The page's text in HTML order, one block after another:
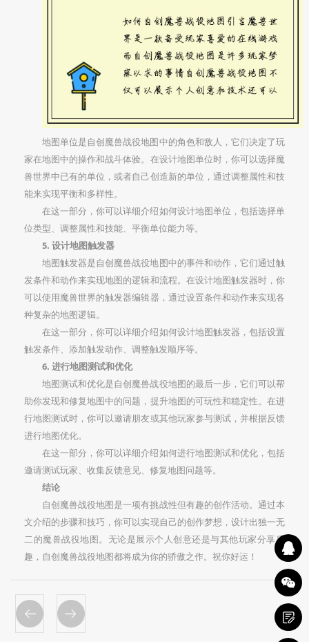
地图单位是自创魔兽战役地图中的角色和敌人，它们决定了玩
家在地图中的操作和战斗体验。在设计地图单位时，你可以选择魔
兽世界中已有的单位，或者自己创造新的单位，通过调整属性和技
能来实现平衡和多样性。
在这一部分，你可以详细介绍如何设计地图单位，包括选择单
位类型、调整属性和技能、平衡单位能力等。
5. 设计地图触发器
地图触发器是自创魔兽战役地图中的事件和动作，它们通过触
发条件和动作来实现地图的逻辑和流程。在设计地图触发器时，你
可以使用魔兽世界的触发器编辑器，通过设置条件和动作来实现各
种复杂的地图逻辑。
在这一部分，你可以详细介绍如何设计地图触发器，包括设置
触发条件、添加触发动作、调整触发顺序等。
6. 进行地图测试和优化
地图测试和优化是自创魔兽战役地图的最后一步，它们可以帮
助你发现和修复地图中的问题，提升地图的可玩性和稳定性。在进
行地图测试时，你可以邀请朋友或其他玩家参与测试，并根据反馈
进行地图优化。
在这一部分，你可以详细介绍如何进行地图测试和优化，包括
邀请测试玩家、收集反馈意见、修复地图问题等。
结论
自创魔兽战役地图是一项有挑战性但有趣的创作活动。通过本
文介绍的步骤和技巧，你可以实现自己的创作梦想，设计出独一无
二的魔兽战役地图。无论是展示个人创意还是与其他玩家分享乐
趣，自创魔兽战役地图都将成为你的骄傲之作。祝你好运！